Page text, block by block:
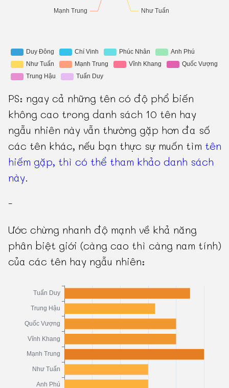
PS: ngay cả những tên có độ phổ biến
không cao trong danh sách 10 tên hay
ngẫu nhiên này vẫn thường gặp hơn đa số
các tên khác, nếu bạn thực sự muốn tìm tên
hiếm gặp, thì có thể tham khảo danh sách
này.
-
Ước chừng nhanh độ mạnh về khả năng
phân biệt giới (càng cao thì càng nam tính)
của các tên hay ngẫu nhiên: